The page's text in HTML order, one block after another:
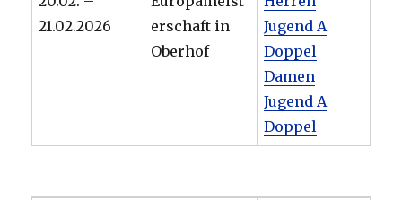
21.02.2026
erschaft in
Oberhof
Jugend A
Doppel
Damen
Jugend A
Doppel